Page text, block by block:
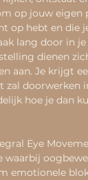
op jouw eigen
op hebt en die
lang door in
dienen
aan. Je krijgt
zal doorwerken
hoe je dan
Eye
waarbij
emotionele